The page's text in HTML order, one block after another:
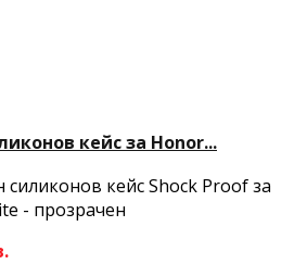
кейс за Honor...
кейс Shock Proof за
- прозрачен